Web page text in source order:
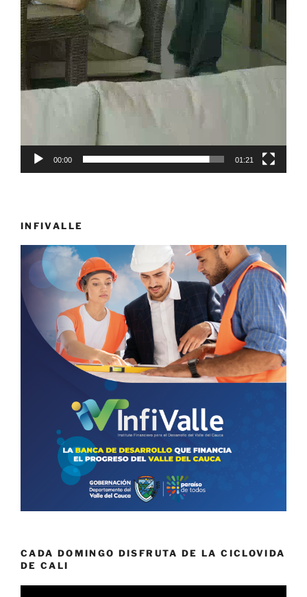
00:00 01:21
INFIVALLE
CADA DOMINGO DISFRUTA DE LA CICLOVIDA
DE CALI